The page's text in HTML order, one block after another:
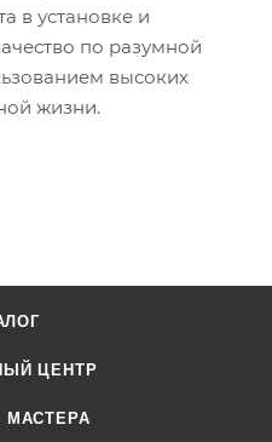
в установке и
по разумной
высоких
жизни.
ЦЕНТР
МАСТЕРА